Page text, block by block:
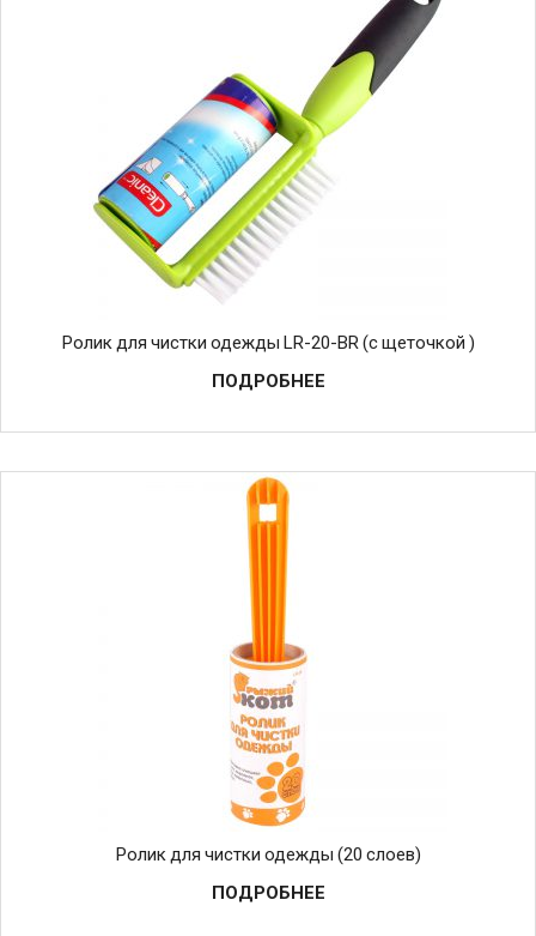
Ролик для чистки одежды LR-20-BR (с щеточкой )
ПОДРОБНЕЕ
Ролик для чистки одежды (20 слоев)
ПОДРОБНЕЕ